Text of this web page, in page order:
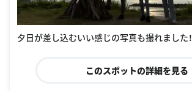
夕日が差し込むいい感じの写真も撮れました！
このスポットの詳細を見る